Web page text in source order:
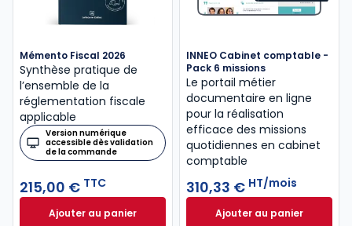
Mémento Fiscal 2026
Synthèse pratique de
l’ensemble de la
réglementation fiscale
applicable
Version numérique
accessible dès validation
de la commande
215,00 € TTC
Ajouter au panierMémento Fiscal 2026 à 215,00 € TTC
INNEO Cabinet comptable -
Pack 6 missions
Le portail métier
documentaire en ligne
pour la réalisation
efficace des missions
quotidiennes en cabinet
comptable
310,33 € HT/mois
Ajouter au panier
INNEO Cabinet